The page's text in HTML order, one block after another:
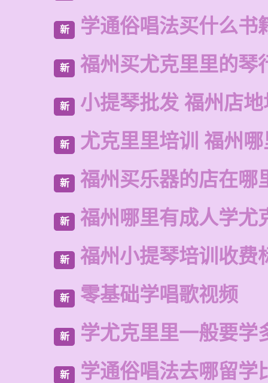
新 学通俗唱法买什么书
新 福州买尤克里里的琴
新 小提琴批发 福州店
新 尤克里里培训 福州
新 福州买乐器的店在哪
新 福州哪里有成人学尤
新 福州小提琴培训收费
新 零基础学唱歌视频
新 学尤克里里一般要学
新 学通俗唱法去哪留学